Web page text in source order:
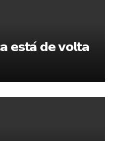
𝗲𝘀𝘁𝗮́ 𝗱𝗲 𝘃𝗼𝗹𝘁𝗮